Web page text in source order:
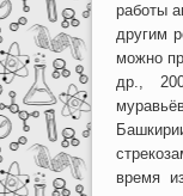
работы
другим
можно
др.,
время